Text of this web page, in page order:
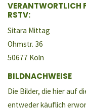
VERANTWORTLICH
RSTV:
Sitara Mittag
Ohmstr. 36
50677 Köln
BILDNACHWEISE
Die Bilder, die hier auf
entweder käuflich